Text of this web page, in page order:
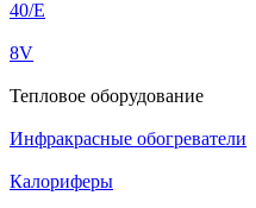
40/E
8V
Тепловое оборудование
Инфракрасные обогреватели
Калориферы